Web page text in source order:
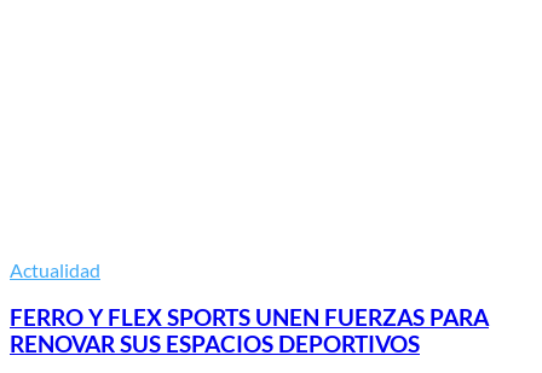
Actualidad
FERRO Y FLEX SPORTS UNEN FUERZAS PARA
RENOVAR SUS ESPACIOS DEPORTIVOS